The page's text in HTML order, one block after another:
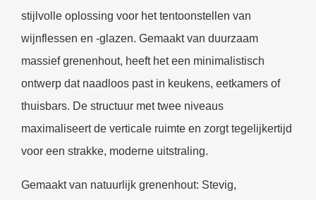
stijlvolle oplossing voor het tentoonstellen van
wijnflessen en -glazen. Gemaakt van duurzaam
massief grenenhout, heeft het een minimalistisch
ontwerp dat naadloos past in keukens, eetkamers of
thuisbars. De structuur met twee niveaus
maximaliseert de verticale ruimte en zorgt tegelijkertijd
voor een strakke, moderne uitstraling.
Gemaakt van natuurlijk grenenhout: Stevig,